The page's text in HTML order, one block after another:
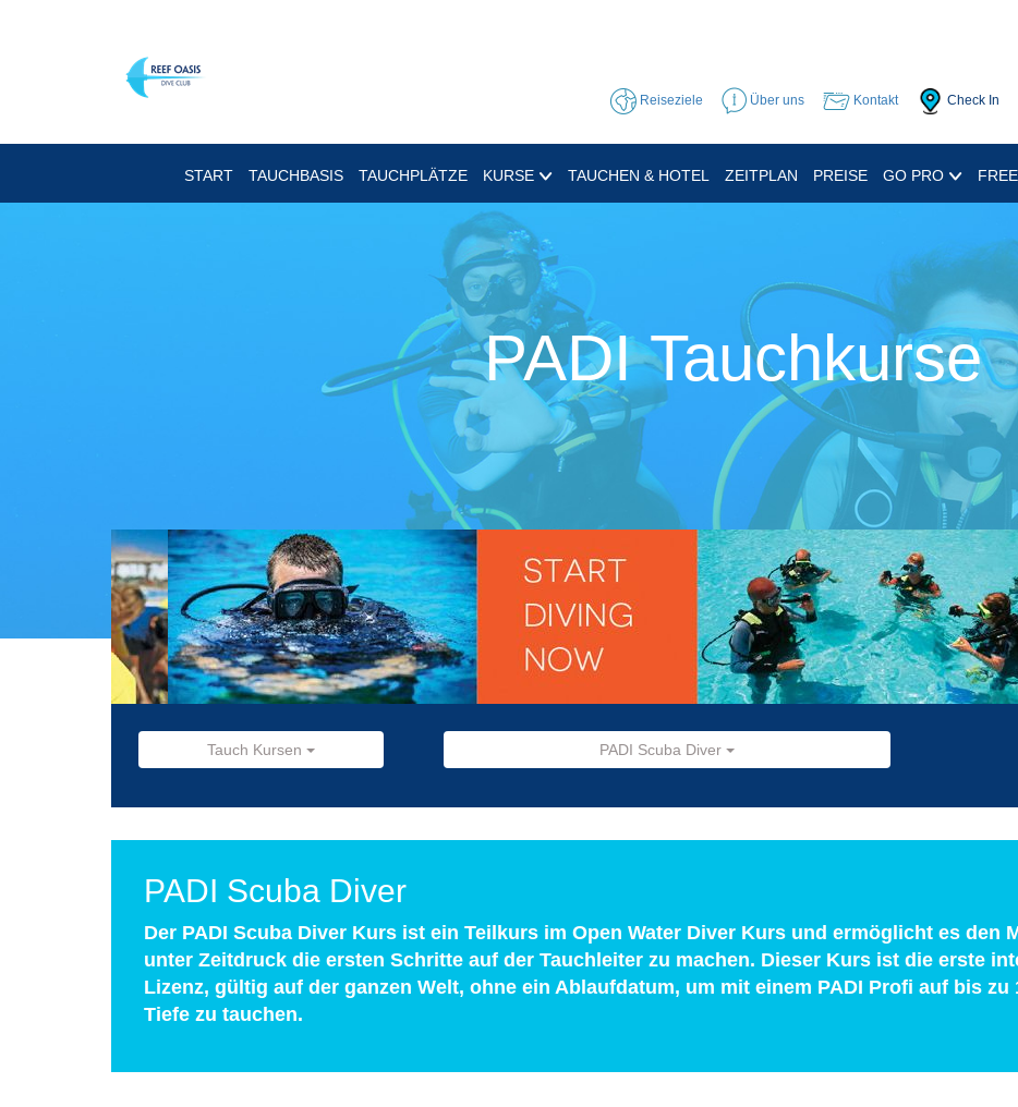
Reiseziele Über uns Kontakt Check In
START TAUCHBASIS TAUCHPLÄTZE KURSE TAUCHEN & HOTEL ZEITPLAN PREISE GO PRO
PADI Tauchkurse
Tauch Kursen PADI Scuba Diver
PADI Scuba Diver
Der PADI Scuba Diver Kurs ist ein Teilkurs im Open Water Diver Kurs und ermöglicht es den
unter Zeitdruck die ersten Schritte auf der Tauchleiter zu machen. Dieser Kurs ist die erste
Lizenz, gültig auf der ganzen Welt, ohne ein Ablaufdatum, um mit einem PADI Profi auf bis zu
Tiefe zu tauchen.